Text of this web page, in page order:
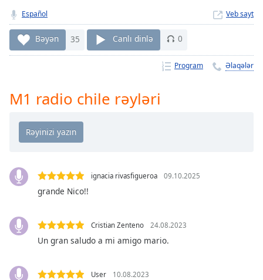
live,
currently
behind
LIVE
Remaining
Rate
Chapters
Descriptions
descriptions
off
selected
Subtitles
Español Veb sayt
Bəyən 35 Canlı dinlə 0
Program Əlaqələr
M1 radio chile rəyləri
ignacia rivasfigueroa 09.10.2025
grande Nico!!
Cristian Zenteno 24.08.2023
Un gran saludo a mi amigo mario.
User 10.08.2023